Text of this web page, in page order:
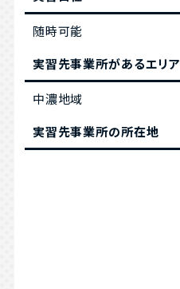
随時可能
実習先事業所があるエリア
中濃地域
実習先事業所の所在地